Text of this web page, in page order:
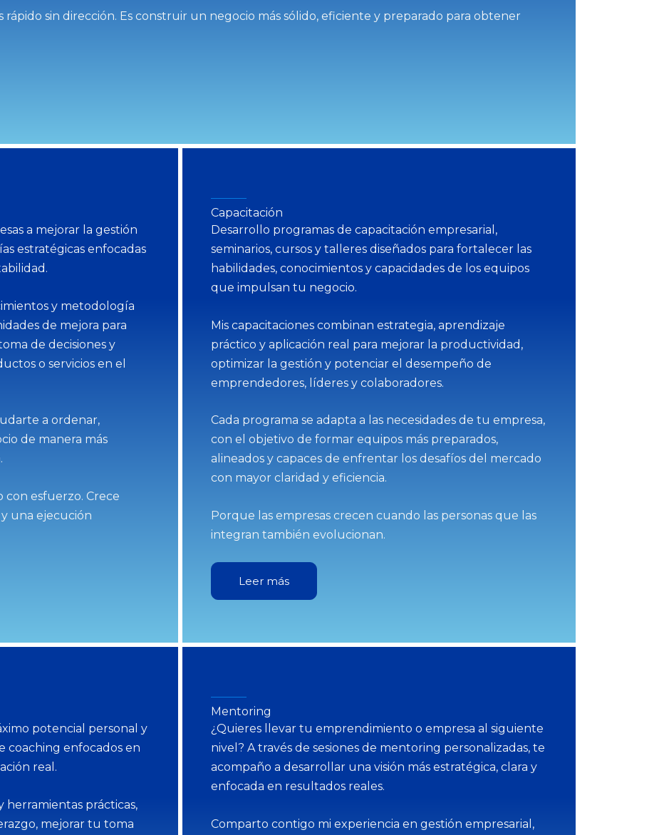
rápido sin dirección. Es construir un negocio más sólido, eficiente y preparado para obtener
a mejorar la gestión
estratégicas enfocadas
y metodología
de mejora para
de decisiones y
o servicios en el
a ordenar,
de manera más
esfuerzo. Crece
una ejecución
Capacitación
Desarrollo programas de capacitación empresarial,
seminarios, cursos y talleres diseñados para fortalecer las
habilidades, conocimientos y capacidades de los equipos
que impulsan tu negocio.
Mis capacitaciones combinan estrategia, aprendizaje
práctico y aplicación real para mejorar la productividad,
optimizar la gestión y potenciar el desempeño de
emprendedores, líderes y colaboradores.
Cada programa se adapta a las necesidades de tu empresa,
con el objetivo de formar equipos más preparados,
alineados y capaces de enfrentar los desafíos del mercado
con mayor claridad y eficiencia.
Porque las empresas crecen cuando las personas que las
integran también evolucionan.
Leer más
potencial personal y
coaching enfocados en
real.
herramientas prácticas,
mejorar tu toma
Mentoring
¿Quieres llevar tu emprendimiento o empresa al siguiente
nivel? A través de sesiones de mentoring personalizadas, te
acompaño a desarrollar una visión más estratégica, clara y
enfocada en resultados reales.
Comparto contigo mi experiencia en gestión empresarial,